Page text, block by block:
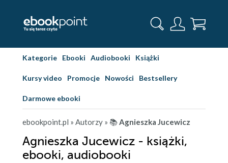
Kategorie Ebooki Audiobooki Książki
Kursy video Promocje Nowości Bestsellery
Darmowe ebooki
ebookpoint.pl » Autorzy » 📚Agnieszka Jucewicz
Agnieszka Jucewicz - książki,
ebooki, audiobooki